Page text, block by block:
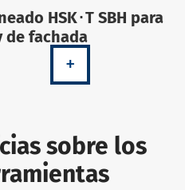
HSK･T SBH para
de fachada
+
sobre los